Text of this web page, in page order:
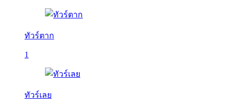
ทัวร์ตาก
1
ทัวร์เลย